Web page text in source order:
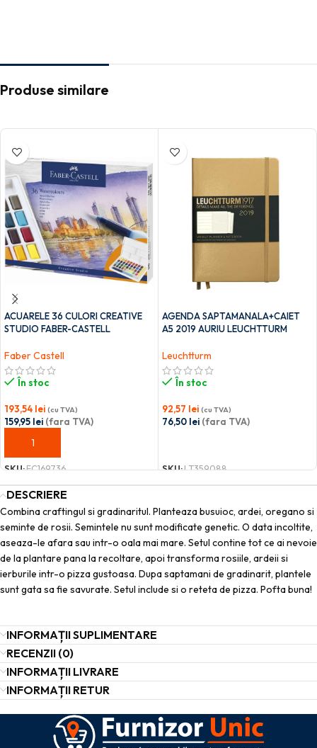
Produse similare
ACUARELE 36 CULORI CREATIVE
STUDIO FABER-CASTELL
Faber Castell
În stoc
193,54 lei (cu TVA)
159,95 lei (fara TVA)
ADAUGĂ ÎN COȘ
SKU:FC169736
AGENDA SAPTAMANALA+CAIET
A5 2019 AURIU LEUCHTTURM
Leuchtturm
În stoc
92,57 lei (cu TVA)
76,50 lei (fara TVA)
SKU:LT359088
DESCRIERE
Combina craftingul si gradinaritul. Planteaza busuioc, ardei, oregano si
seminte de rosii. Semintele nu sunt modificate genetic. O data incoltite,
aseaza-le afara sau intr-o oala mai mare. Setul contine tot ce ai nevoie
de la plantare pana la recoltare, apoi transforma rosiile, ardeii si
ierburile intr-o pizza gustoasa. Dupa saptamani de gradinarit, plantele
sunt gata sa fie savurate. Setul include si o reteta de pizza. Pofta buna!
INFORMAȚII SUPLIMENTARE
RECENZII (0)
INFORMAȚII LIVRARE
INFORMAȚII RETUR